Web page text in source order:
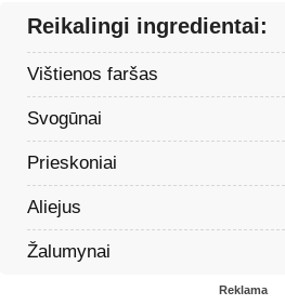
Reikalingi ingredientai:
Vištienos faršas
Svogūnai
Prieskoniai
Aliejus
Žalumynai
Reklama